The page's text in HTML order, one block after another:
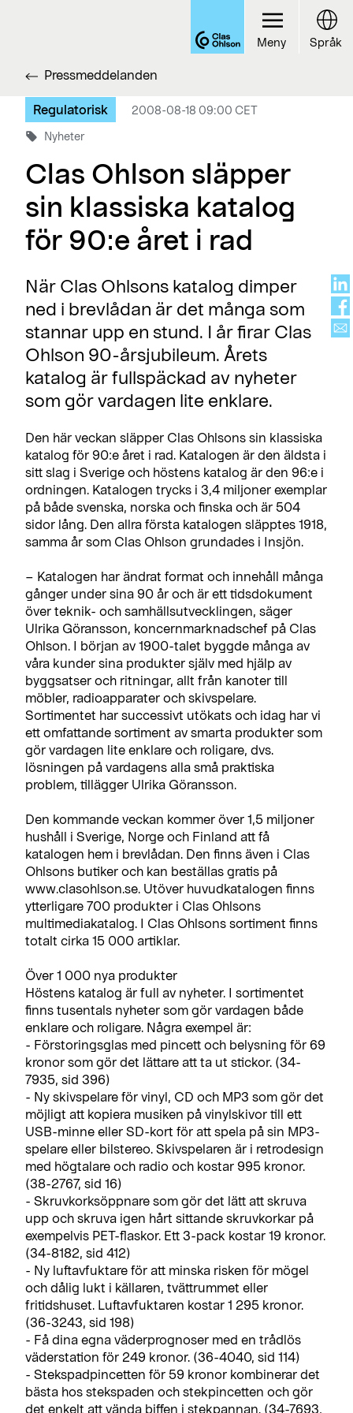
Pressmeddelanden
Regulatorisk
2008-08-18 09:00 CET
Nyheter
Clas Ohlson släpper
sin klassiska katalog
för 90:e året i rad
När Clas Ohlsons katalog dimper
ned i brevlådan är det många som
stannar upp en stund. I år firar Clas
Ohlson 90-årsjubileum. Årets
katalog är fullspäckad av nyheter
som gör vardagen lite enklare.
Den här veckan släpper Clas Ohlsons sin klassiska
katalog för 90:e året i rad. Katalogen är den äldsta i
sitt slag i Sverige och höstens katalog är den 96:e i
ordningen. Katalogen trycks i 3,4 miljoner exemplar
på både svenska, norska och finska och är 504
sidor lång. Den allra första katalogen släpptes 1918,
samma år som Clas Ohlson grundades i Insjön.
– Katalogen har ändrat format och innehåll många
gånger under sina 90 år och är ett tidsdokument
över teknik- och samhällsutvecklingen, säger
Ulrika Göransson, koncernmarknadschef på Clas
Ohlson. I början av 1900-talet byggde många av
våra kunder sina produkter själv med hjälp av
byggsatser och ritningar, allt från kanoter till
möbler, radioapparater och skivspelare.
Sortimentet har successivt utökats och idag har vi
ett omfattande sortiment av smarta produkter som
gör vardagen lite enklare och roligare, dvs.
lösningen på vardagens alla små praktiska
problem, tillägger Ulrika Göransson.
Den kommande veckan kommer över 1,5 miljoner
hushåll i Sverige, Norge och Finland att få
katalogen hem i brevlådan. Den finns även i Clas
Ohlsons butiker och kan beställas gratis på
www.clasohlson.se. Utöver huvudkatalogen finns
ytterligare 700 produkter i Clas Ohlsons
multimediakatalog. I Clas Ohlsons sortiment finns
totalt cirka 15 000 artiklar.
Över 1 000 nya produkter
Höstens katalog är full av nyheter. I sortimentet
finns tusentals nyheter som gör vardagen både
enklare och roligare. Några exempel är:
- Förstoringsglas med pincett och belysning för 69
kronor som gör det lättare att ta ut stickor. (34-
7935, sid 396)
- Ny skivspelare för vinyl, CD och MP3 som gör det
möjligt att kopiera musiken på vinylskivor till ett
USB-minne eller SD-kort för att spela på sin MP3-
spelare eller bilstereo. Skivspelaren är i retrodesign
med högtalare och radio och kostar 995 kronor.
(38-2767, sid 16)
- Skruvkorksöppnare som gör det lätt att skruva
upp och skruva igen hårt sittande skruvkorkar på
exempelvis PET-flaskor. Ett 3-pack kostar 19 kronor.
(34-8182, sid 412)
- Ny luftavfuktare för att minska risken för mögel
och dålig lukt i källaren, tvättrummet eller
fritidshuset. Luftavfuktaren kostar 1 295 kronor.
(36-3243, sid 198)
- Få dina egna väderprognoser med en trådlös
väderstation för 249 kronor. (36-4040, sid 114)
- Stekspadpincetten för 59 kronor kombinerar det
bästa hos stekspaden och stekpincetten och gör
det enkelt att vända biffen i stekpannan. (34-7693,
Meny Språk